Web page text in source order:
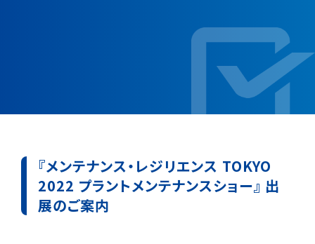
『メンテナンス・レジリエンス TOKYO
2022 プラントメンテナンスショー』 出
展のご案内